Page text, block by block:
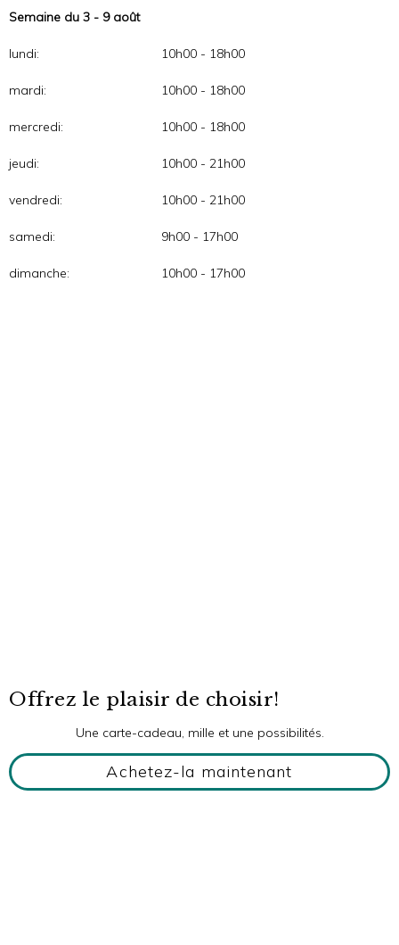
Semaine du 3 - 9 août
lundi: 10h00 - 18h00
mardi: 10h00 - 18h00
mercredi: 10h00 - 18h00
jeudi: 10h00 - 21h00
vendredi: 10h00 - 21h00
samedi: 9h00 - 17h00
dimanche: 10h00 - 17h00
Offrez le plaisir de choisir!
Une carte-cadeau, mille et une possibilités.
Achetez-la maintenant